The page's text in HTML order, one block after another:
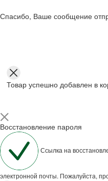
Спасибо, Ваше сообщение
Товар успешно добавлен в
Восстановление пароля
Ссылка на
электронной почты. Пожалуйста,